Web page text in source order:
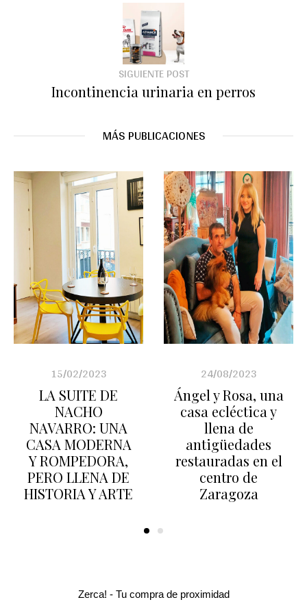
SIGUIENTE POST
Incontinencia urinaria en perros
MÁS PUBLICACIONES
15/02/2023
LA SUITE DE
NACHO
NAVARRO: UNA
CASA MODERNA
Y ROMPEDORA,
PERO LLENA DE
HISTORIA Y ARTE
24/08/2023
Ángel y Rosa, una
casa ecléctica y
llena de
antigüedades
restauradas en el
centro de
Zaragoza
Zerca! - Tu compra de proximidad